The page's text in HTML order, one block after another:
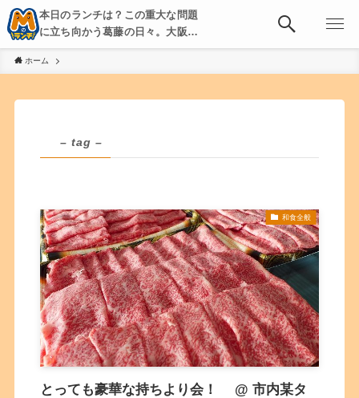
本日のランチは？この重大な問題
に立ち向かう葛藤の日々。大阪・
京都・神戸を中心とした食べ歩
き、飲み歩きを綴る。
ホーム
– tag –
和食全般
とっても豪華な持ちより会！ @ 市内某タ